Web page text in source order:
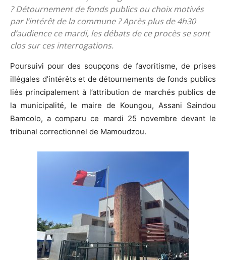
? Détournement de fonds publics ou choix motivés
par l’intérêt de la commune ? Après plus de 4h30
d’audience ce mardi, les débats de ce procès se sont
clos sur ces interrogations.
Poursuivi pour des soupçons de favoritisme, de prises
illégales d’intérêts et de détournements de fonds publics
liés principalement à l’attribution de marchés publics de
la municipalité, le maire de Koungou, Assani Saindou
Bamcolo, a comparu ce mardi 25 novembre devant le
tribunal correctionnel de Mamoudzou.